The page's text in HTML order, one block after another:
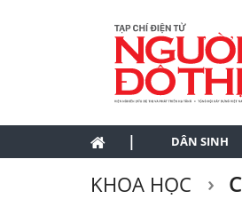
| DÂN SINH
KHOA HỌC